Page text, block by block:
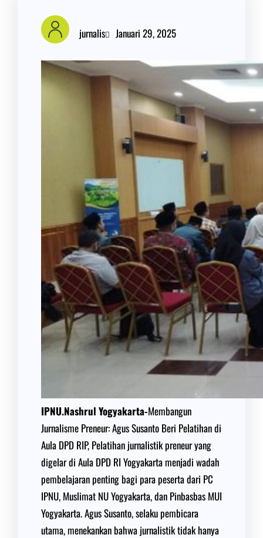
jurnalis Januari 29, 2025
IPNU.Nashrul Yogyakarta-Membangun
Jurnalisme Preneur: Agus Susanto Beri Pelatihan di
Aula DPD RIP, Pelatihan jurnalistik preneur yang
digelar di Aula DPD RI Yogyakarta menjadi wadah
pembelajaran penting bagi para peserta dari PC
IPNU, Muslimat NU Yogyakarta, dan Pinbasbas MUI
Yogyakarta. Agus Susanto, selaku pembicara
utama, menekankan bahwa jurnalistik tidak hanya